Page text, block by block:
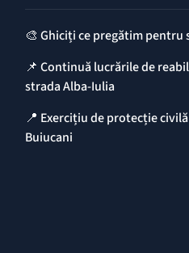
🎨 Ghiciți ce pregătim pentru
📌 Continuă lucrările de
strada Alba-Iulia
📍 Exercițiu de protecție
Buiucani